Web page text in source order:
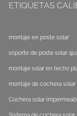
ETIQUETAS
montaje en poste solar
soporte de poste solar
montaje solar en techo
montaje de cochera solar
Cochera solar